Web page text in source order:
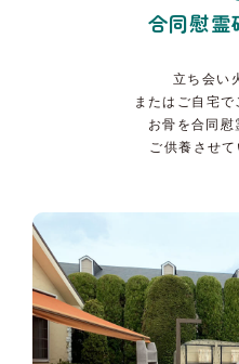
合同慰霊
立ち会い
またはご自宅
お骨を合同
ご供養させて